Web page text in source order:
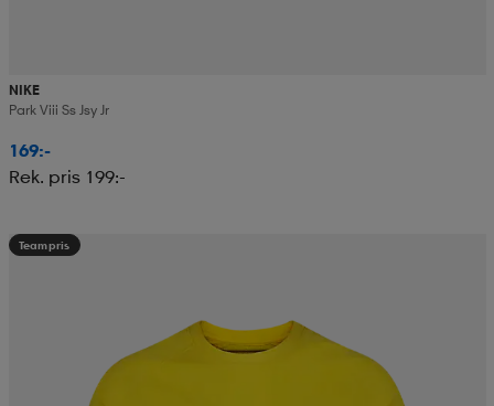
NIKE
Park Viii Ss Jsy Jr
169:-
Rek. pris 199:-
Teampris